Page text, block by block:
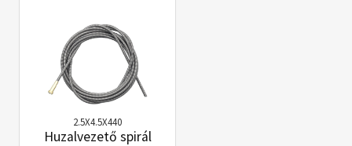
2.5X4.5X440
Huzalvezető spirál